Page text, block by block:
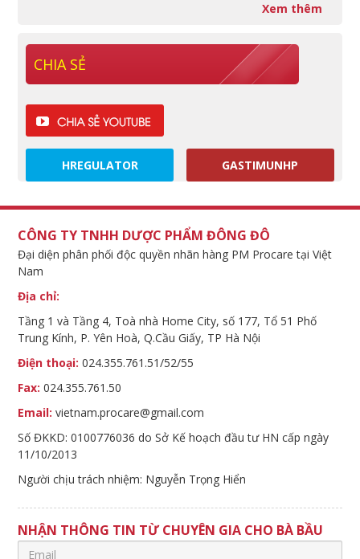
Xem thêm
CHIA SẺ
HREGULATOR GASTIMUNHP
CÔNG TY TNHH DƯỢC PHẨM ĐÔNG ĐÔ
Đại diện phân phối độc quyền nhãn hàng PM Procare tại Việt
Nam
Địa chỉ:
Tầng 1 và Tầng 4, Toà nhà Home City, số 177, Tổ 51 Phố
Trung Kính, P. Yên Hoà, Q.Cầu Giấy, TP Hà Nội
Điện thoại: 024.355.761.51/52/55
Fax: 024.355.761.50
Email: vietnam.procare@gmail.com
Số ĐKKD: 0100776036 do Sở Kế hoạch đầu tư HN cấp ngày
11/10/2013
Người chịu trách nhiệm: Nguyễn Trọng Hiển
NHẬN THÔNG TIN TỪ CHUYÊN GIA CHO BÀ BẦU